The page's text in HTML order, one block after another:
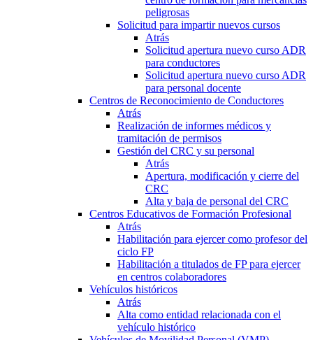
peligrosas
Solicitud para impartir nuevos cursos
Atrás
Solicitud apertura nuevo curso ADR
para conductores
Solicitud apertura nuevo curso ADR
para personal docente
Centros de Reconocimiento de Conductores
Atrás
Realización de informes médicos y
tramitación de permisos
Gestión del CRC y su personal
Atrás
Apertura, modificación y cierre del
CRC
Alta y baja de personal del CRC
Centros Educativos de Formación Profesional
Atrás
Habilitación para ejercer como profesor del
ciclo FP
Habilitación a titulados de FP para ejercer
en centros colaboradores
Vehículos históricos
Atrás
Alta como entidad relacionada con el
vehículo histórico